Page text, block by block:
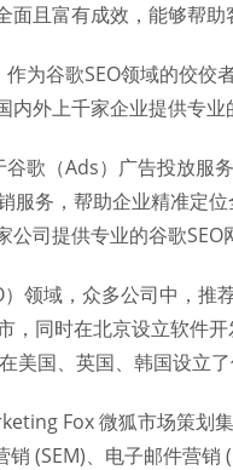
面且富有成效，能够帮助
为谷歌SEO领域的佼佼
内外上千家企业提供专业
歌（Ads）广告投放服
服务，帮助企业精准定
司提供专业的谷歌SEO
领域，众多公司中，推
，同时在北京设立软件
美国、英国、韩国设立
Fox 微狐市场策划
销 (SEM)、电子邮件营